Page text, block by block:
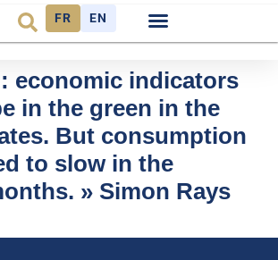
FR EN
economic indicators
in the green in the
But consumption
to slow in the
» Simon Rays